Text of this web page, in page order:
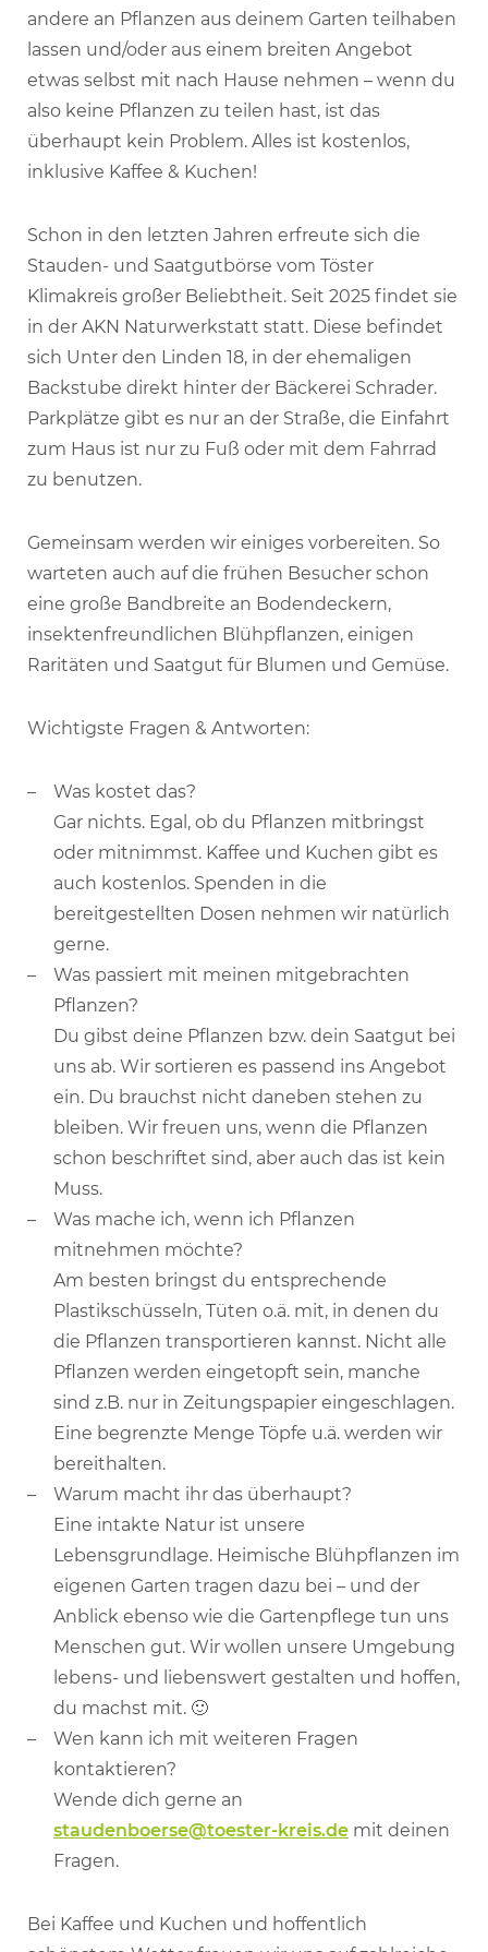
andere an Pflanzen aus deinem Garten teilhaben
lassen und/oder aus einem breiten Angebot
etwas selbst mit nach Hause nehmen – wenn du
also keine Pflanzen zu teilen hast, ist das
überhaupt kein Problem. Alles ist kostenlos,
inklusive Kaffee & Kuchen!
Schon in den letzten Jahren erfreute sich die
Stauden- und Saatgutbörse vom Töster
Klimakreis großer Beliebtheit. Seit 2025 findet sie
in der AKN Naturwerkstatt statt. Diese befindet
sich Unter den Linden 18, in der ehemaligen
Backstube direkt hinter der Bäckerei Schrader.
Parkplätze gibt es nur an der Straße, die Einfahrt
zum Haus ist nur zu Fuß oder mit dem Fahrrad
zu benutzen.
Gemeinsam werden wir einiges vorbereiten. So
warteten auch auf die frühen Besucher schon
eine große Bandbreite an Bodendeckern,
insektenfreundlichen Blühpflanzen, einigen
Raritäten und Saatgut für Blumen und Gemüse.
Wichtigste Fragen & Antworten:
Was kostet das?
Gar nichts. Egal, ob du Pflanzen mitbringst
oder mitnimmst. Kaffee und Kuchen gibt es
auch kostenlos. Spenden in die
bereitgestellten Dosen nehmen wir natürlich
gerne.
Was passiert mit meinen mitgebrachten
Pflanzen?
Du gibst deine Pflanzen bzw. dein Saatgut bei
uns ab. Wir sortieren es passend ins Angebot
ein. Du brauchst nicht daneben stehen zu
bleiben. Wir freuen uns, wenn die Pflanzen
schon beschriftet sind, aber auch das ist kein
Muss.
Was mache ich, wenn ich Pflanzen
mitnehmen möchte?
Am besten bringst du entsprechende
Plastikschüsseln, Tüten o.ä. mit, in denen du
die Pflanzen transportieren kannst. Nicht alle
Pflanzen werden eingetopft sein, manche
sind z.B. nur in Zeitungspapier eingeschlagen.
Eine begrenzte Menge Töpfe u.ä. werden wir
bereithalten.
Warum macht ihr das überhaupt?
Eine intakte Natur ist unsere
Lebensgrundlage. Heimische Blühpflanzen im
eigenen Garten tragen dazu bei – und der
Anblick ebenso wie die Gartenpflege tun uns
Menschen gut. Wir wollen unsere Umgebung
lebens- und liebenswert gestalten und hoffen,
du machst mit. 🙂
Wen kann ich mit weiteren Fragen
kontaktieren?
Wende dich gerne an
staudenboerse@toester-kreis.de mit deinen
Fragen.
Bei Kaffee und Kuchen und hoffentlich